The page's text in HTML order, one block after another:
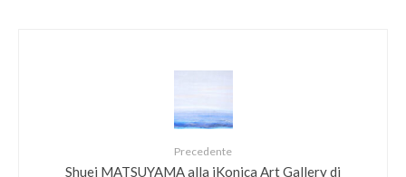
Precedente
Shuei MATSUYAMA alla iKonica Art Gallery di